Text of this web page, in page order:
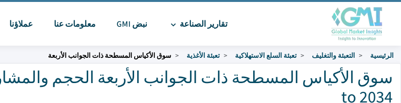
تقارير الصناعة نبض GMI معلومات عنا عملاؤنا
الرئيسية التعبئة والتغليف تعبئة السلع الاستهلاكية تعبئة الأغذية سوق الأكياس المسطحة ذات الجوانب الأربعة
to 2034